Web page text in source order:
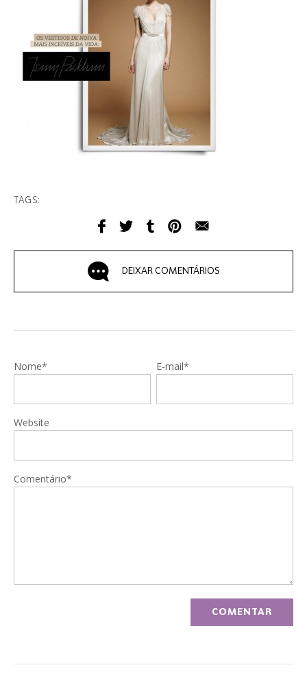
TAGS:
DEIXAR COMENTÁRIOS
Nome* E-mail*
Website
Comentário*